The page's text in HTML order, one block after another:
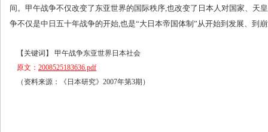
间。甲午战争不仅改变了东亚世界的国际秩序,也改变了日本人对国家、天
争不仅是中日五十年战争的开始,也是“大日本帝国体制”从开始到发展、到
【关键词】 甲午战争东亚世界日本社会
原文： 2008525183636.pdf
（资料来源：《日本研究》2007年第3期）